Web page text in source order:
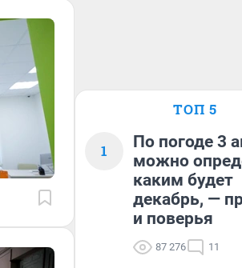
ТОП 5
1
По погоде 3
можно
каким будет
декабрь, —
и поверья
87 276 11